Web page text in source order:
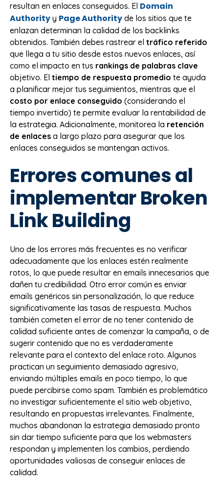
resultan en enlaces conseguidos. El Domain
Authority y Page Authority de los sitios que te
enlazan determinan la calidad de los backlinks
obtenidos. También debes rastrear el tráfico referido
que llega a tu sitio desde estos nuevos enlaces, así
como el impacto en tus rankings de palabras clave
objetivo. El tiempo de respuesta promedio te ayuda
a planificar mejor tus seguimientos, mientras que el
costo por enlace conseguido (considerando el
tiempo invertido) te permite evaluar la rentabilidad de
la estrategia. Adicionalmente, monitorea la retención
de enlaces a largo plazo para asegurar que los
enlaces conseguidos se mantengan activos.
Errores comunes al
implementar Broken
Link Building
Uno de los errores más frecuentes es no verificar
adecuadamente que los enlaces estén realmente
rotos, lo que puede resultar en emails innecesarios que
dañen tu credibilidad. Otro error común es enviar
emails genéricos sin personalización, lo que reduce
significativamente las tasas de respuesta. Muchos
también cometen el error de no tener contenido de
calidad suficiente antes de comenzar la campaña, o de
sugerir contenido que no es verdaderamente
relevante para el contexto del enlace roto. Algunos
practican un seguimiento demasiado agresivo,
enviando múltiples emails en poco tiempo, lo que
puede percibirse como spam. También es problemático
no investigar suficientemente el sitio web objetivo,
resultando en propuestas irrelevantes. Finalmente,
muchos abandonan la estrategia demasiado pronto
sin dar tiempo suficiente para que los webmasters
respondan y implementen los cambios, perdiendo
oportunidades valiosas de conseguir enlaces de
calidad.